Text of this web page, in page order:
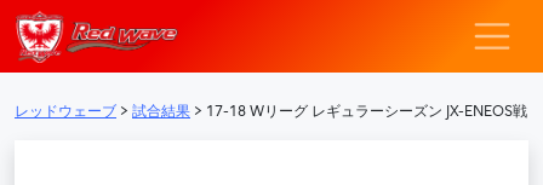
メインナビゲーション
レッドウェー
レッドウェーブ > 試合結果 > 17-18 Wリーグ レギュラーシーズン JX-ENEOS戦